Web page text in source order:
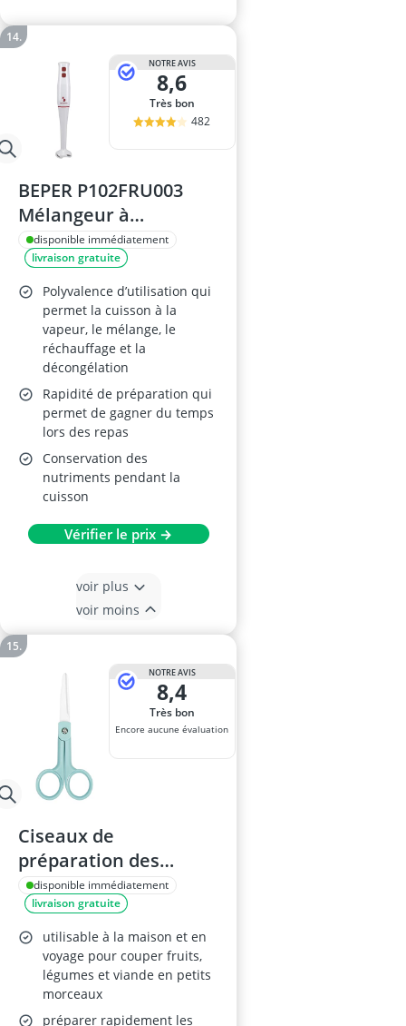
NOTRE AVIS
8,6
Très bon
482
BEPER P102FRU003
Mélangeur à
immersion, 400 W,
ABS, lames inox, turbo
– smoothies, soupes,
yaourt
disponible immédiatement
livraison gratuite
Polyvalence d’utilisation qui
permet la cuisson à la
vapeur, le mélange, le
réchauffage et la
décongélation
Rapidité de préparation qui
permet de gagner du temps
lors des repas
Conservation des
nutriments pendant la
cuisson
Vérifier le prix →
voir plus
voir moins
NOTRE AVIS
8,4
Très bon
Encore aucune évaluation
Ciseaux de
préparation des
aliments pour bébé en
céramique – pour
légumes, fruits et
viandes
disponible immédiatement
livraison gratuite
utilisable à la maison et en
voyage pour couper fruits,
légumes et viande en petits
morceaux
préparer rapidement les